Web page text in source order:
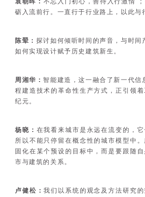
砺入流前行。 一直行于行业路上，以此与
陈翚： 探讨如何倾听时间的声音，与时间
如何实现设计赋予历史建筑新生。
周湘华： 智能建造，这一融合了新一代信
程建造技术的革命性生产方式，正引领
纪元。
杨晓： 在我看来城市是永远在流变的，它
所以不能只停留在概念性的城市模型中
固化在某个预设的目标中，而是要跟随
市与建筑的关系。
卢健松：我们以系统的观念及方法研究的